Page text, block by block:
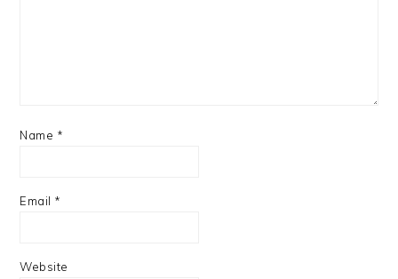
Name *
Email *
Website